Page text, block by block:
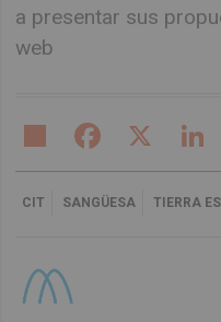
a presentar sus
web
Share Facebook
CIT SANGÜESA TIERRA